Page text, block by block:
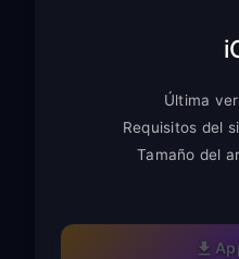
Última
Requisitos del
Tamaño del